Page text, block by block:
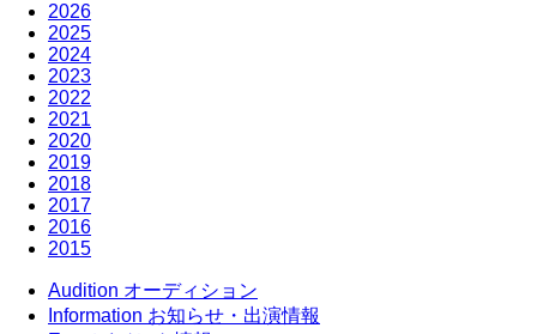
2026
2025
2024
2023
2022
2021
2020
2019
2018
2017
2016
2015
Audition オーディション
Information お知らせ・出演情報